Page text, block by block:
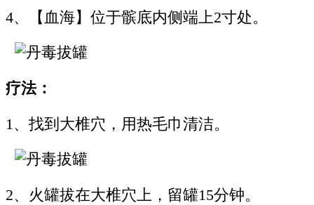
4、【血海】位于髌底内侧端上2寸处。
疗法：
1、找到大椎穴，用热毛巾清洁。
2、火罐拔在大椎穴上，留罐15分钟。